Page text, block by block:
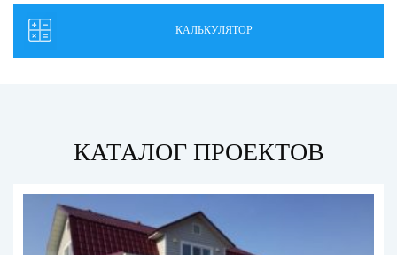
КАЛЬКУЛЯТОР
КАТАЛОГ ПРОЕКТОВ